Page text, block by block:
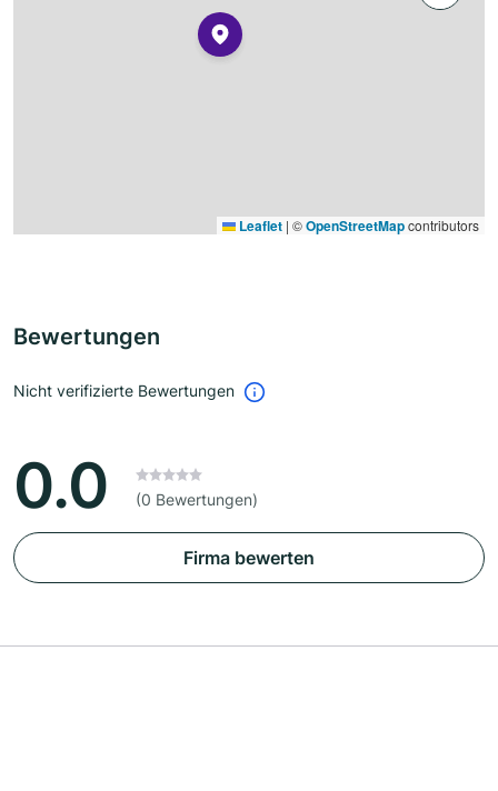
Leaflet | ©OpenStreetMapcontributors
Bewertungen
Nicht verifizierte Bewertungen
0.0 (0 Bewertungen)
Firma bewerten